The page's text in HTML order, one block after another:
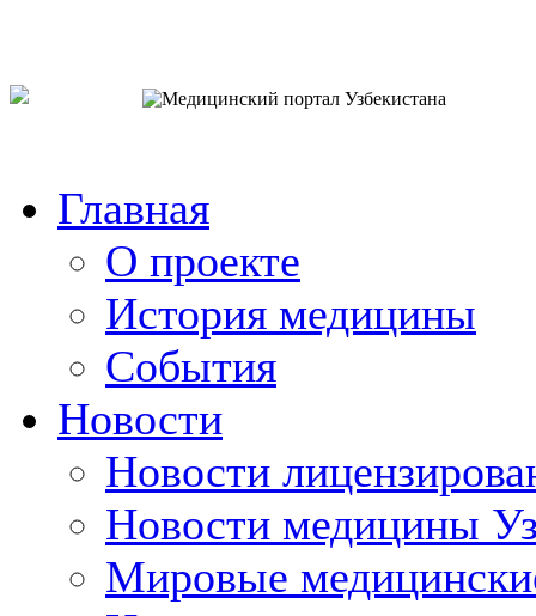
Главная
О проекте
История медицины
События
Новости
Новости
Новости медицины
Мировые